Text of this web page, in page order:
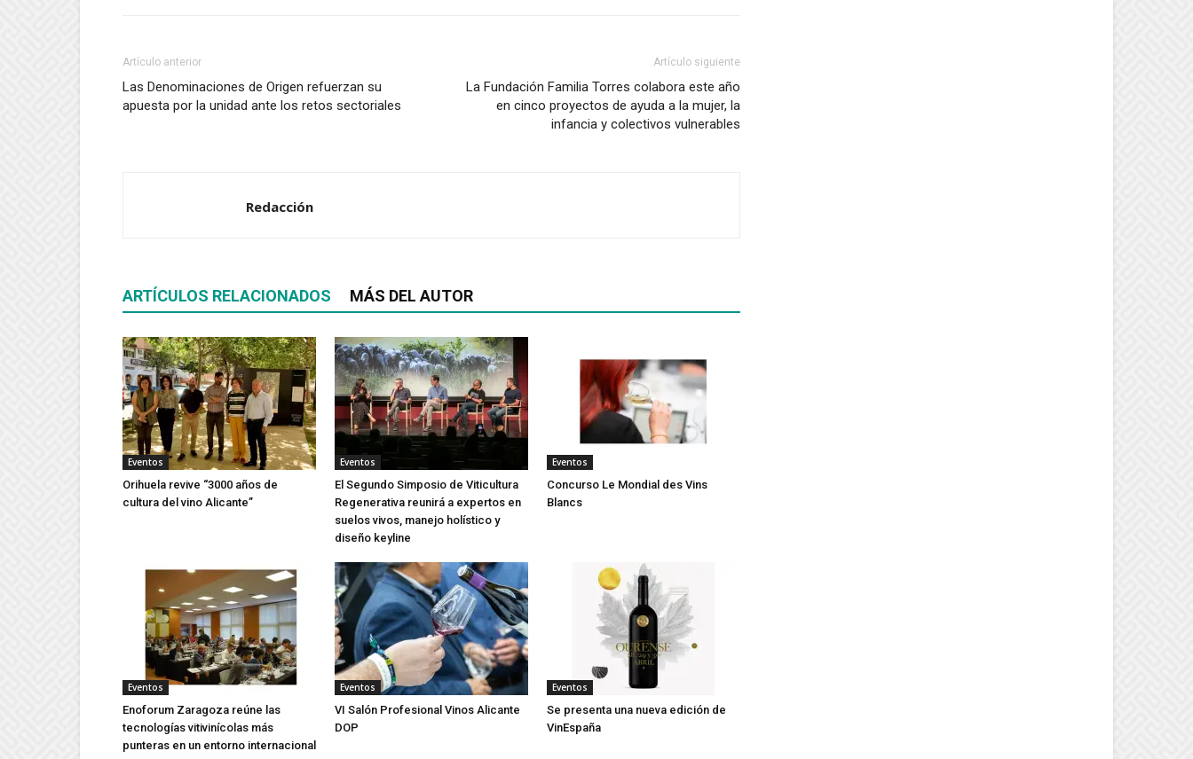
Artículo anterior
Las Denominaciones de Origen refuerzan su
apuesta por la unidad ante los retos sectoriales
Artículo siguiente
La Fundación Familia Torres colabora este año
en cinco proyectos de ayuda a la mujer, la
infancia y colectivos vulnerables
Redacción
ARTÍCULOS RELACIONADOS MÁS DEL AUTOR
Eventos
Orihuela revive “3000 años de
cultura del vino Alicante”
Eventos
El Segundo Simposio de Viticultura
Regenerativa reunirá a expertos en
suelos vivos, manejo holístico y
diseño keyline
Eventos
Concurso Le Mondial des Vins
Blancs
Eventos
Enoforum Zaragoza reúne las
tecnologías vitivinícolas más
punteras en un entorno internacional
Eventos
VI Salón Profesional Vinos Alicante
DOP
Eventos
Se presenta una nueva edición de
VinEspaña